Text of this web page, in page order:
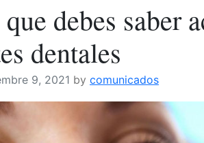
forma
sabia
un
obsequio
de
escoger
de
forma
sabia
un
de
bebé
debes saber
dentales
9, 2021 by comunicados